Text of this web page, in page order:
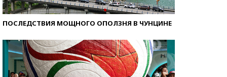
ПОСЛЕДСТВИЯ МОЩНОГО ОПОЛЗНЯ В ЧУНЦИНЕ